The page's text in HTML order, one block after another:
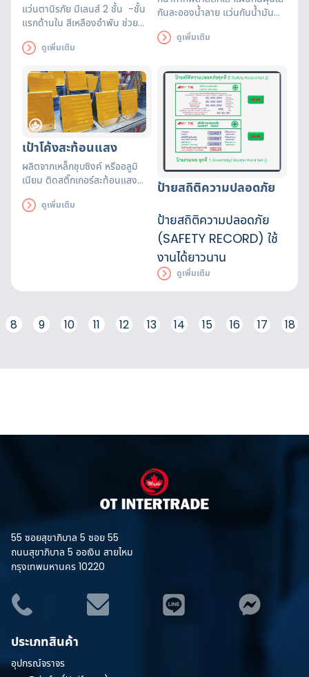
แว่นตานิรภัย มีเลนส์ 2 ชั้น -ชั้น
แรกด้านใน สีเหลืองอำพัน ช่วย
ต่างของสีให้ชัดขึ้น โดยเฉพาะในที่
ดูเพิ่มเติม
กันละอองน้ำลาย แว่นกันน้ำมัน
งานบ้าน ฟิล์มใสกันน้ำ ปิดหน้า
ดูเพิ่มเติม
เป้าโค้งสะท้อนแสง
ผลิตจากเหล็กชุบซิงค์ หรืออลูมิ
เนียม ติดสติ๊กเกอร์สะท้อนแสง
Prismatic)
ดูเพิ่มเติม
ป้ายสถิติความปลอดภัย
ป้ายสถิติความปลอดภัย
(SAFETY RECORD) ใช้
งานได้ยาวนาน
ดูเพิ่มเติม
8 9 10 11 12 13 14 15 16 17 18
55 ซอยสุขาภิบาล 5 ซอย 55
ถนนสุขาภิบาล 5 ออเงิน สายไหม
กรุงเทพมหานคร 10220
ประเภทสินค้า
อุปกรณ์จราจร